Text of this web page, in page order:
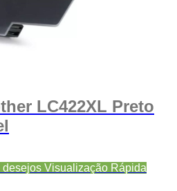
LC422XL Preto
desejos Visualização Rápida